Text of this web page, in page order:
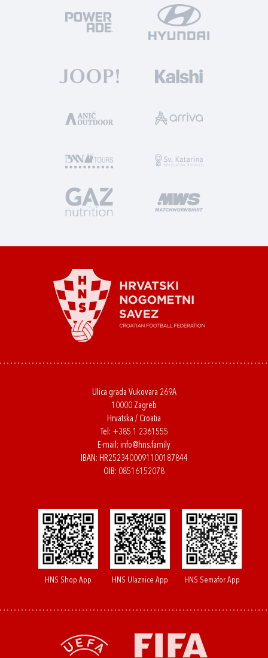
Ulica grada Vukovara 269A
10000 Zagreb
Hrvatska / Croatia
Tel: +385 1 2361555
E-mail: info@hns.family
IBAN: HR2523400091100187844
OIB: 08516152078
HNS Shop App HNS Ulaznice App HNS Semafor App